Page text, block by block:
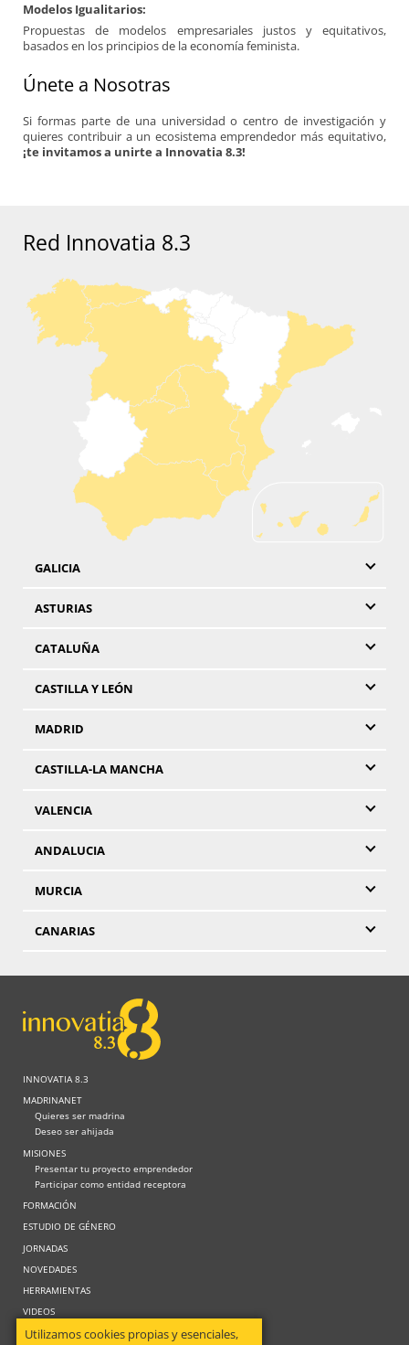
Modelos Igualitarios:
Propuestas de modelos empresariales justos y equitativos,
basados en los principios de la economía feminista.
Únete a Nosotras
Si formas parte de una universidad o centro de investigación y
quieres contribuir a un ecosistema emprendedor más equitativo,
¡te invitamos a unirte a Innovatia 8.3!
Red Innovatia 8.3
GALICIA
ASTURIAS
CATALUÑA
CASTILLA Y LEÓN
MADRID
CASTILLA-LA MANCHA
VALENCIA
ANDALUCIA
MURCIA
CANARIAS
INNOVATIA 8.3
MADRINANET
Quieres ser madrina
Deseo ser ahijada
MISIONES
Presentar tu proyecto emprendedor
Participar como entidad receptora
FORMACIÓN
ESTUDIO DE GÉNERO
JORNADAS
NOVEDADES
HERRAMIENTAS
VIDEOS
Utilizamos cookies propias y esenciales,